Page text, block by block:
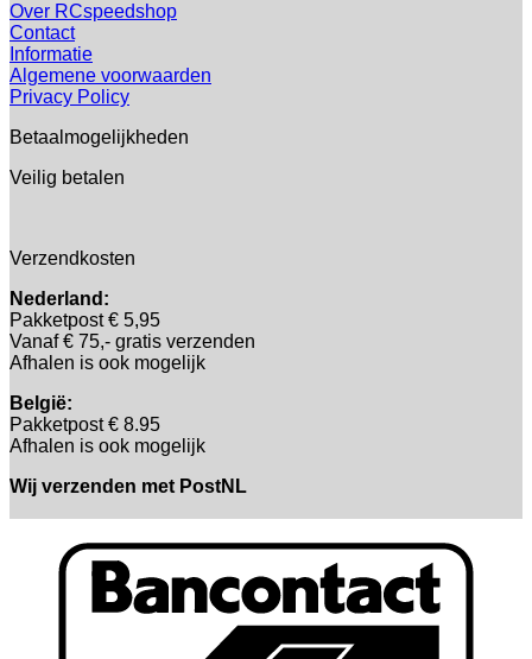
Over RCspeedshop
Contact
Informatie
Algemene voorwaarden
Privacy Policy
Betaalmogelijkheden
Veilig betalen
Verzendkosten
Nederland:
Pakketpost € 5,95
Vanaf € 75,- gratis verzenden
Afhalen is ook mogelijk
België:
Pakketpost € 8.95
Afhalen is ook mogelijk
Wij verzenden met PostNL